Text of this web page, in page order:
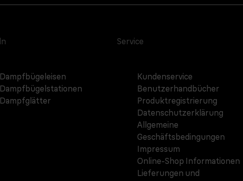
Dampfbügeleisen
Dampfbügelstationen
Dampfglätter
Service
Kundenservice
Benutzerhandbücher
Produktregistrierung
Datenschutzerklärung
Allgemeine
Geschäftsbedingungen
Impressum
Online-Shop Informationen
Lieferungen und